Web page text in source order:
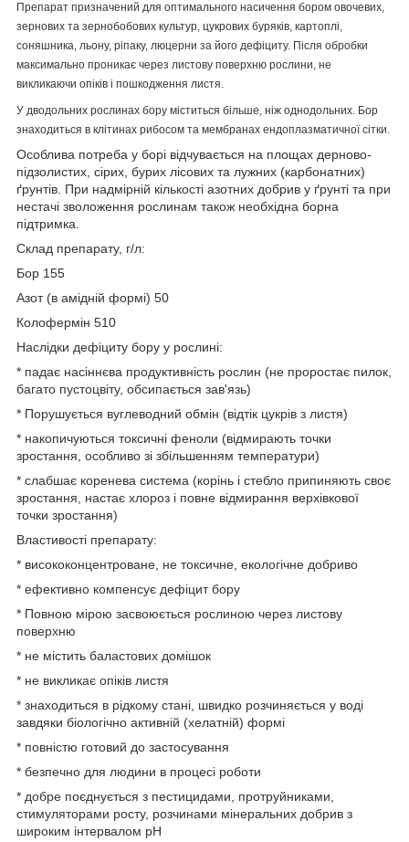
Препарат призначений для оптимального насичення бором овочевих,
зернових та зернобобових культур, цукрових буряків, картоплі,
соняшника, льону, ріпаку, люцерни за його дефіциту. Після обробки
максимально проникає через листову поверхню рослини, не
викликаючи опіків і пошкодження листя.
У дводольних рослинах бору міститься більше, ніж однодольних. Бор
знаходиться в клітинах рибосом та мембранах ендоплазматичної сітки.
Особлива потреба у борі відчувається на площах дерново-
підзолистих, сірих, бурих лісових та лужних (карбонатних)
ґрунтів. При надмірній кількості азотних добрив у ґрунті та при
нестачі зволоження рослинам також необхідна борна
підтримка.
Склад препарату, г/л:
Бор 155
Азот (в амідній формі) 50
Колофермін 510
Наслідки дефіциту бору у рослині:
* падає насіннєва продуктивність рослин (не проростає пилок,
багато пустоцвіту, обсипається зав'язь)
* Порушується вуглеводний обмін (відтік цукрів з листя)
* накопичуються токсичні феноли (відмирають точки
зростання, особливо зі збільшенням температури)
* слабшає коренева система (корінь і стебло припиняють своє
зростання, настає хлороз і повне відмирання верхівкової
точки зростання)
Властивості препарату:
* висококонцентроване, не токсичне, екологічне добриво
* ефективно компенсує дефіцит бору
* Повною мірою засвоюється рослиною через листову
поверхню
* не містить баластових домішок
* не викликає опіків листя
* знаходиться в рідкому стані, швидко розчиняється у воді
завдяки біологічно активній (хелатній) формі
* повністю готовий до застосування
* безпечно для людини в процесі роботи
* добре поєднується з пестицидами, протруйниками,
стимуляторами росту, розчинами мінеральних добрив з
широким інтервалом рН